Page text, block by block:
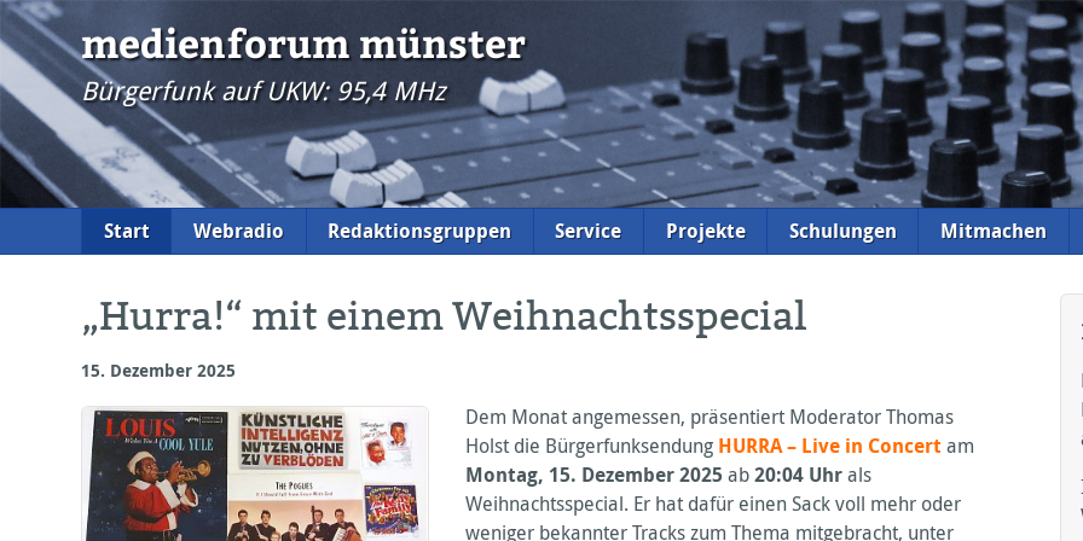
medienforum münster
Bürgerfunk auf UKW: 95,4 MHz
Start Webradio Redaktionsgruppen Service Projekte Schulungen Mitmachen
„Hurra!“ mit einem Weihnachtsspecial
15. Dezember 2025
Dem Monat angemessen, präsentiert Moderator Thomas
Holst die Bürgerfunksendung HURRA– Live in Concertam
Montag, 15. Dezember 2025 ab20:04 Uhrals
Weihnachtsspecial. Er hat dafür einen Sack voll mehr oder
weniger bekannter Tracks zum Thema mitgebracht, unter